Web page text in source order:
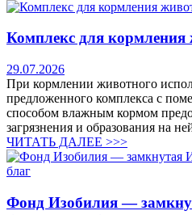
Комплекс для
29.07.2026
При кормлении животного
предложенного комплекса с
способом влажным кормом
загрязнения и образования на
ЧИТАТЬ ДАЛЕЕ >>>
Фонд Изобилия —